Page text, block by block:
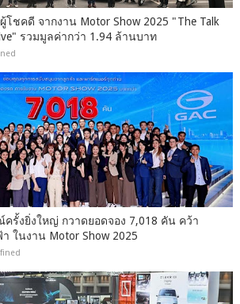
โชคดี จากงาน Motor Show 2025 "The Talk
รวมมูลค่ากว่า 1.94 ล้านบาท
ครั้งยิ่งใหญ่ กวาดยอดจอง 7,018 คัน คว้า
ในงาน Motor Show 2025